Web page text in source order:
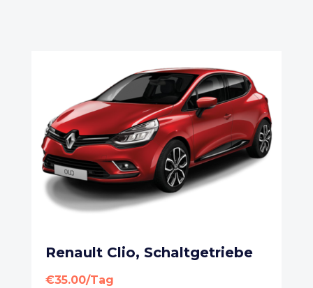
Renault Clio, Schaltgetriebe
€35.00/Tag